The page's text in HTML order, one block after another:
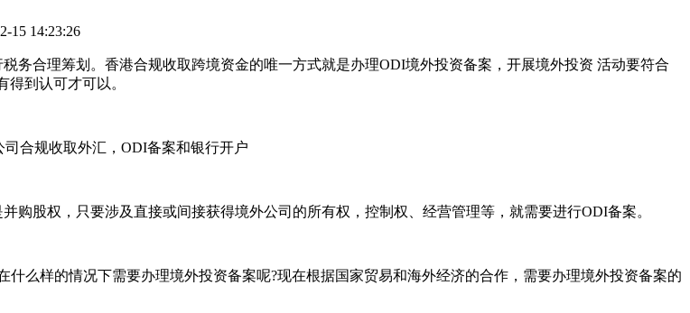
15 14:23:26
合理筹划。香港合规收取跨境资金的唯一方式就是办理ODI境外投资备案，开展境外投资 活动要符合
到认可才可以。
股权，只要涉及直接或间接获得境外公司的所有权，控制权、经营管理等，就需要进行ODI备案。
么样的情况下需要办理境外投资备案呢?现在根据国家贸易和海外经济的合作，需要办理境外投资备案的